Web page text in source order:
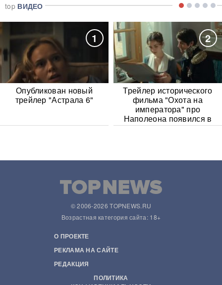
top ВИДЕО
1
Опубликован новый
трейлер "Астрала 6"
2
Трейлер исторического
фильма "Охота на
императора" про
Наполеона появился в
Сети
© 2006-2026 TOPNEWS.RU
Возрастная категория сайта: 18+
О ПРОЕКТЕ
РЕКЛАМА НА САЙТЕ
РЕДАКЦИЯ
ПОЛИТИКА